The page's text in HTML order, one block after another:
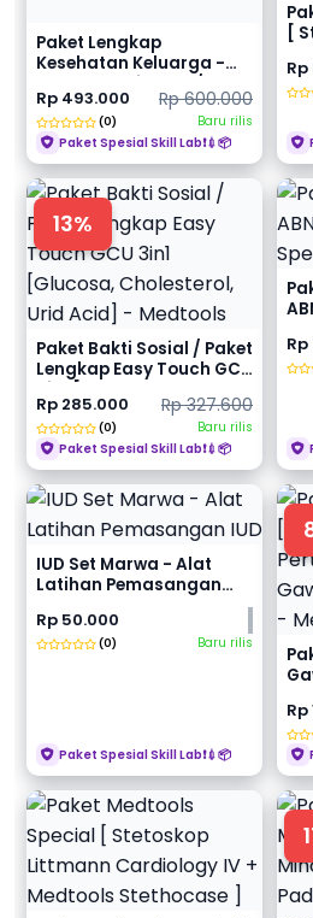
Paket Lengkap
Kesehatan Keluarga -
GCU & Tensimeter /
Paket...
Rp 493.000 Rp 600.000
(0)
Baru rilis
Paket Spesial Skill Lab❗💉📦
[
13%
Paket Bakti Sosial / Paket
Lengkap Easy Touch GCU
3in1 [Glu...
Rp 285.000 Rp 327.600
(0)
Baru rilis
Paket Spesial Skill Lab❗💉📦
IUD Set Marwa - Alat
Latihan Pemasangan
Rp 50.000
(0) Baru rilis
Paket Spesial Skill Lab❗💉📦
Rp